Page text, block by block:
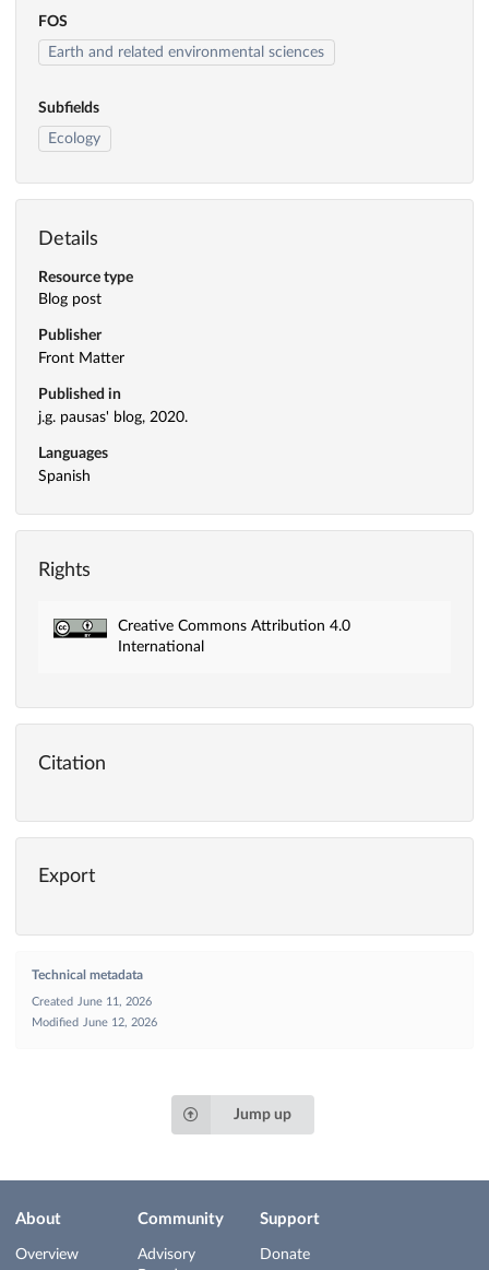
FOS
Earth and related environmental sciences
Subfields
Ecology
Details
Resource type
Blog post
Publisher
Front Matter
Published in
j.g. pausas' blog, 2020.
Languages
Spanish
Rights
Creative Commons Attribution 4.0
International
Citation
Export
Technical metadata
Created June 11, 2026
Modified June 12, 2026
Jump up
About
Overview
Community
Advisory
Support
Donate